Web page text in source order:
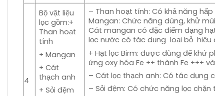
4
Bộ vật liệu
lọc gồm:+
Than hoạt
tính
+ Mangan
+ Cát
thạch anh
+ Sỏi đệm
– Than hoạt tính: Có khả năng
Mangan: Chức năng dùng, khử
Cát mangan có đặc điểm dạng
lọc nước có tác dụng loại bỏ hiệu
+ Hạt lọc Birm: được dùng để
ứng oxy hóa Fe ++ thành Fe +++
– Cát lọc thạch anh: Có tác dụng
– Sỏi đệm: Có chức năng lọc